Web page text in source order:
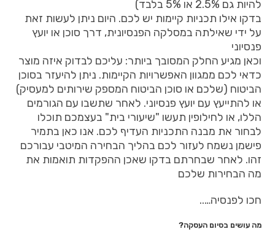
להיות גם 2.5% או 5% בלבד)
בדקו אילו תכניות קיימות יש לכם. היום ניתן לעשות זאת
על ידי שאילתה במסלקה הפנסיונית, דרך סוכן או יועץ
פנסיוני
וכאן מגיע החלק המסובך ביותר: עליכם לבדוק איזה מוצר
כדאי לכם ממגוון האפשרויות הקיימות. ניתן להיעזר בסוכן
הביטוח (שלכם או סוכן הביטוח המספק שירותים למעסיק)
או להתייעץ עם יועץ פנסיוני. לאחר שתשבו עם הגורמים
הללו, או לחילופין תעשו "שיעורי בית" בעצמכם תוכלו
לבחור את מבנה התכניות העדיף לכם. אנו כאן בתמיר
פישמן נשמח לעזור לכם בהליך הבחירה המיטבי עבורכם
זהו. לאחר שבחרתם בדקו שאכן ההפקדות תואמות את
מה הבחירות שלכם
חכו לפנסיה…..
מה עושים בסיום העסקה?